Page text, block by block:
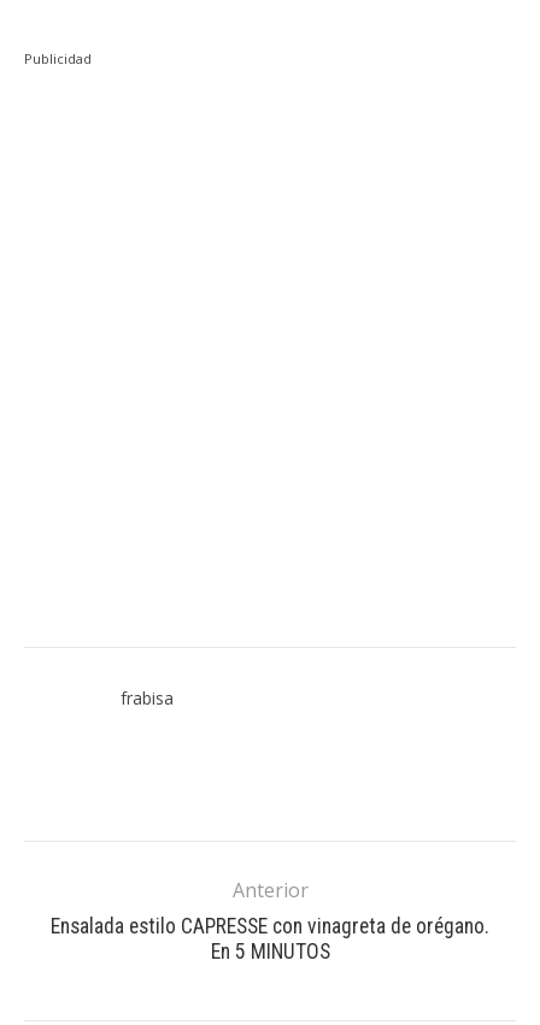
Publicidad
frabisa
Anterior
Ensalada estilo CAPRESSE con vinagreta de orégano.
En 5 MINUTOS